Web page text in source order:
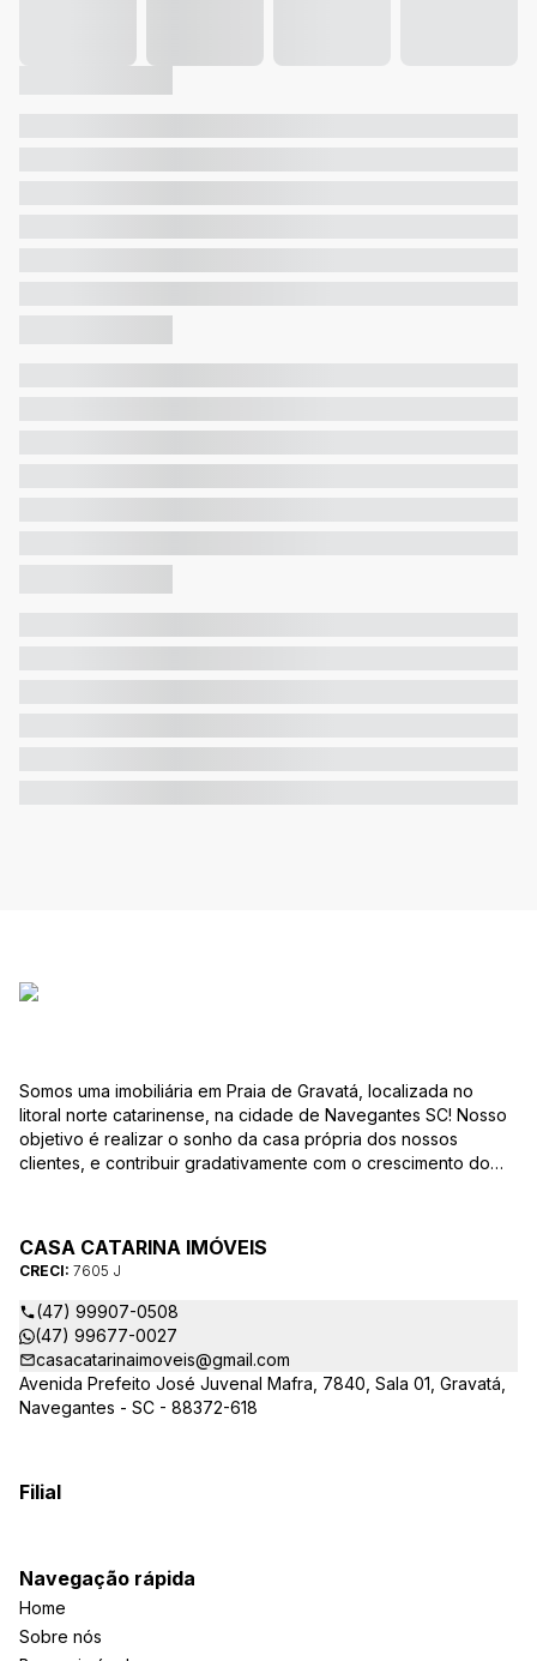
Somos uma imobiliária em Praia de Gravatá, localizada no
litoral norte catarinense, na cidade de Navegantes SC! Nosso
objetivo é realizar o sonho da casa própria dos nossos
clientes, e contribuir gradativamente com o crescimento do
CASA CATARINA IMÓVEIS
CRECI: 7605 J
(47) 99907-0508
(47) 99677-0027
casacatarinaimoveis@gmail.com
Avenida Prefeito José Juvenal Mafra, 7840, Sala 01, Gravatá,
Navegantes - SC - 88372-618
Filial
Navegação rápida
Home
Sobre nós